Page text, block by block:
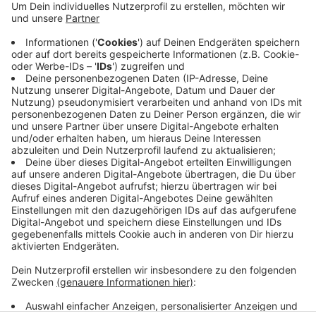
Wintergarten unter der Last einbrechen könnte. Sie
melden sich teilweise über den Notruf 112 bei der
Feuerwehr. Kreisbrandmeister Christoph Nolte sagt:
Allein bis zum Mittag seien rund 50 Anrufe dieser Art
eingegangen. Die Feuerwehr sei hier aber nicht
zuständig. Das müssen die Eigentümer regeln. Er bittet
die Notrufnummer freizuhalten.
Anzeige
Anzeige